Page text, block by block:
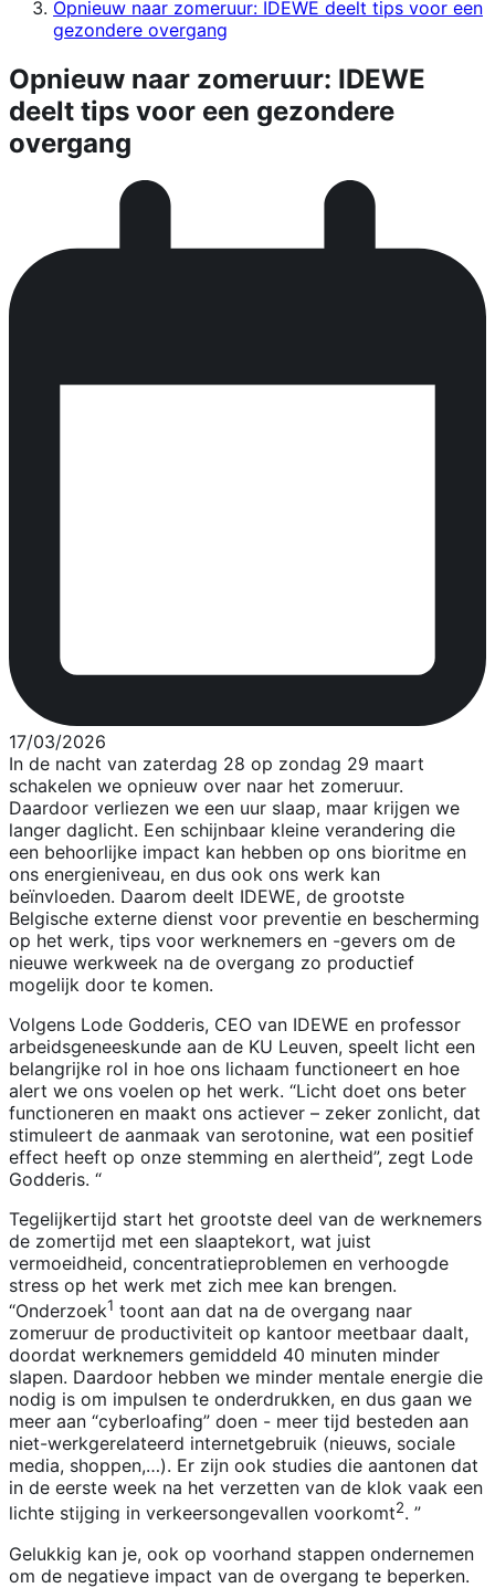
Opnieuw naar zomeruur: IDEWE deelt tips voor een
gezondere overgang
Opnieuw naar zomeruur: IDEWE
deelt tips voor een gezondere
overgang
17/03/2026
In de nacht van zaterdag 28 op zondag 29 maart
schakelen we opnieuw over naar het zomeruur.
Daardoor verliezen we een uur slaap, maar krijgen we
langer daglicht. Een schijnbaar kleine verandering die
een behoorlijke impact kan hebben op ons bioritme en
ons energieniveau, en dus ook ons werk kan
beïnvloeden. Daarom deelt IDEWE, de grootste
Belgische externe dienst voor preventie en bescherming
op het werk, tips voor werknemers en -gevers om de
nieuwe werkweek na de overgang zo productief
mogelijk door te komen.
Volgens Lode Godderis, CEO van IDEWE en professor
arbeidsgeneeskunde aan de KU Leuven, speelt licht een
belangrijke rol in hoe ons lichaam functioneert en hoe
alert we ons voelen op het werk. “Licht doet ons beter
functioneren en maakt ons actiever – zeker zonlicht, dat
stimuleert de aanmaak van serotonine, wat een positief
effect heeft op onze stemming en alertheid”, zegt Lode
Godderis. “
Tegelijkertijd start het grootste deel van de werknemers
de zomertijd met een slaaptekort, wat juist
vermoeidheid, concentratieproblemen en verhoogde
stress op het werk met zich mee kan brengen.
“Onderzoek1 toont aan dat na de overgang naar
zomeruur de productiviteit op kantoor meetbaar daalt,
doordat werknemers gemiddeld 40 minuten minder
slapen. Daardoor hebben we minder mentale energie die
nodig is om impulsen te onderdrukken, en dus gaan we
meer aan “cyberloafing” doen - meer tijd besteden aan
niet-werkgerelateerd internetgebruik (nieuws, sociale
media, shoppen,…). Er zijn ook studies die aantonen dat
in de eerste week na het verzetten van de klok vaak een
lichte stijging in verkeersongevallen voorkomt2. ”
Gelukkig kan je, ook op voorhand stappen ondernemen
om de negatieve impact van de overgang te beperken.